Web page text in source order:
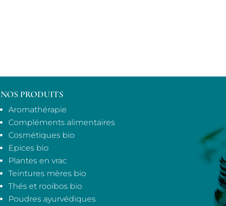
NOS PRODUITS
Aromathérapie
Compléments alimentaires
Cosmétiques bio
Epices bio
Plantes en vrac
Teintures mères bio
Thés et rooibos bio
Poudres ayurvédiques